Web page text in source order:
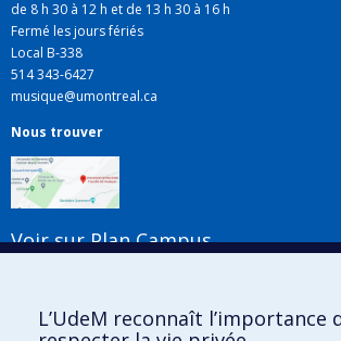
de 8 h 30 à 12 h et de 13 h 30 à 16 h
Fermé les jours fériés
Local B-338
514 343-6427
musique@umontreal.ca
Nous trouver
Voir sur Plan Campus
L’UdeM reconnaît l’importance